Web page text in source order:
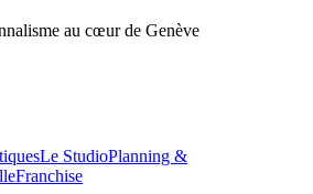
au cœur de Genève
Le StudioPlanning &
Franchise